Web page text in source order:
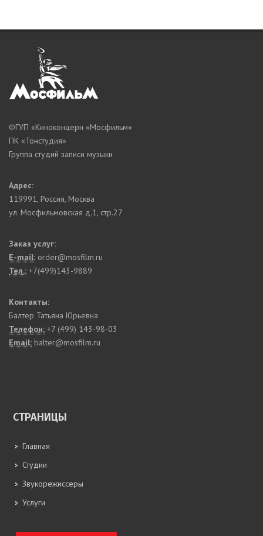
ФГУП «Киноконцерн «Мосфильм»
ПК «Тонстудия»
Группа студий записи музыки
Адрес:
119991, Россия, Москва
ул. Мосфильмовская д.1, стр.27
Заказ услуг:
E-mail: order@mosfilm.ru
Тел.: +7(499)143-9889
Контакты:
Балтер Татьяна Юрьевна
Телефон: +7 (499) 143-98-03
Email: balter@mosfilm.ru
СТРАНИЦЫ
Главная
Студии
Звукорежиссеры
Услуги